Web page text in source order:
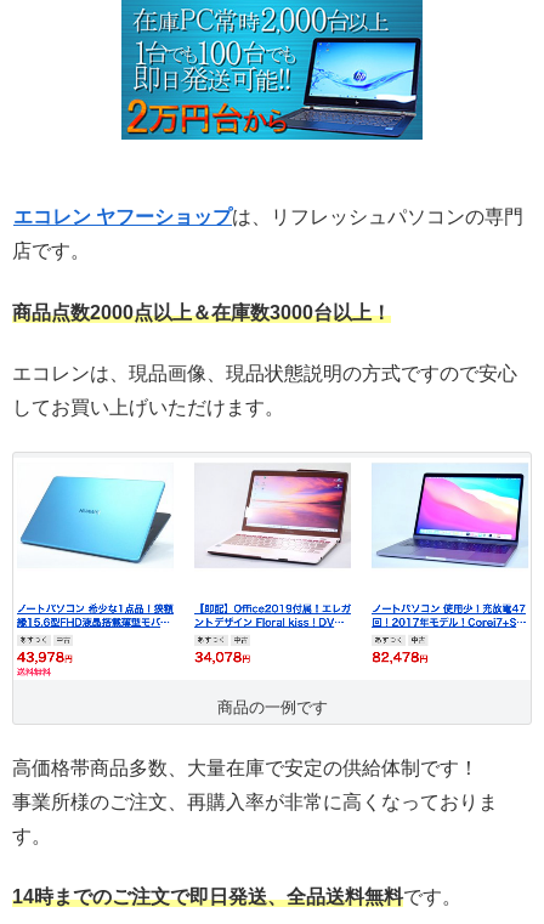
エコレン ヤフーショップは、リフレッシュパソコンの専門
店です。
商品点数2000点以上＆在庫数3000台以上！
エコレンは、現品画像、現品状態説明の方式ですので安心
してお買い上げいただけます。
商品の一例です
高価格帯商品多数、大量在庫で安定の供給体制です！
事業所様のご注文、再購入率が非常に高くなっておりま
す。
14時までのご注文で即日発送、全品送料無料です。